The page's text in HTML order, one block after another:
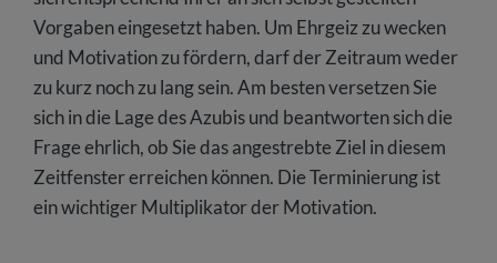
Vorgaben eingesetzt haben. Um Ehrgeiz zu wecken
und Motivation zu fördern, darf der Zeitraum weder
zu kurz noch zu lang sein. Am besten versetzen Sie
sich in die Lage des Azubis und beantworten sich die
Frage ehrlich, ob Sie das angestrebte Ziel in diesem
Zeitfenster erreichen können. Die Terminierung ist
ein wichtiger Multiplikator der Motivation.